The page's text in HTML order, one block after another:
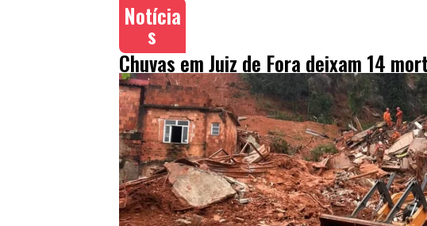
Notícia
s
Chuvas em Juiz de Fora deixam 14